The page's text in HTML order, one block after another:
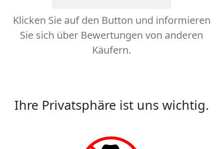
Klicken Sie auf den Button und informieren
Sie sich über Bewertungen von anderen
Käufern.
Ihre Privatsphäre ist uns wichtig.